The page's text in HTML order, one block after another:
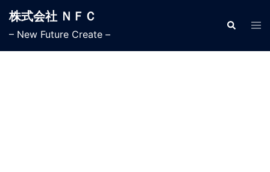
株式会社 ＮＦＣ
– New Future Create –